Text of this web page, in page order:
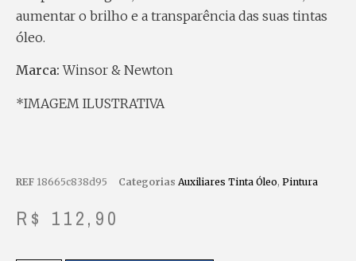
aumentar o brilho e a transparência das suas tintas
óleo.
Marca:Winsor & Newton
*IMAGEM ILUSTRATIVA
REF 18665c838d95 Categorias Auxiliares Tinta Óleo, Pintura
R$ 112,90